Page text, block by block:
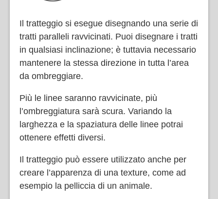
Il tratteggio si esegue disegnando una serie di
tratti paralleli ravvicinati. Puoi disegnare i tratti
in qualsiasi inclinazione; è tuttavia necessario
mantenere la stessa direzione in tutta l’area
da ombreggiare.
Più le linee saranno ravvicinate, più
l’ombreggiatura sarà scura. Variando la
larghezza e la spaziatura delle linee potrai
ottenere effetti diversi.
Il tratteggio può essere utilizzato anche per
creare l’apparenza di una texture, come ad
esempio la pelliccia di un animale.